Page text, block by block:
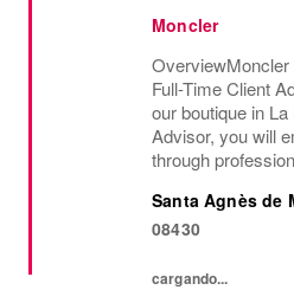
Moncler
Full-Time Client
our boutique in
Advisor, you will
through
delivering
Santa Agnès de
08430
cargando...